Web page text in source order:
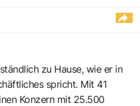
zu Hause, wie er in
spricht. Mit 41
Konzern mit 25.500